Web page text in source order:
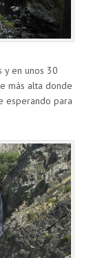
y en unos 30
más alta donde
esperando para